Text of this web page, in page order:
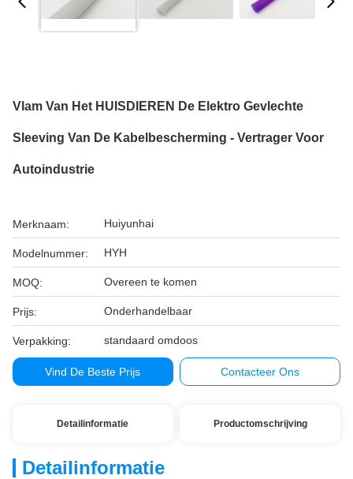
Vlam Van Het HUISDIEREN De Elektro Gevlechte
Sleeving Van De Kabelbescherming - Vertrager Voor
Autoindustrie
Merknaam: Huiyunhai
Modelnummer: HYH
MOQ: Overeen te komen
Prijs: Onderhandelbaar
Verpakking: standaard omdoos
Vind De Beste Prijs Contacteer Ons
Detailinformatie Productomschrijving
Detailinformatie